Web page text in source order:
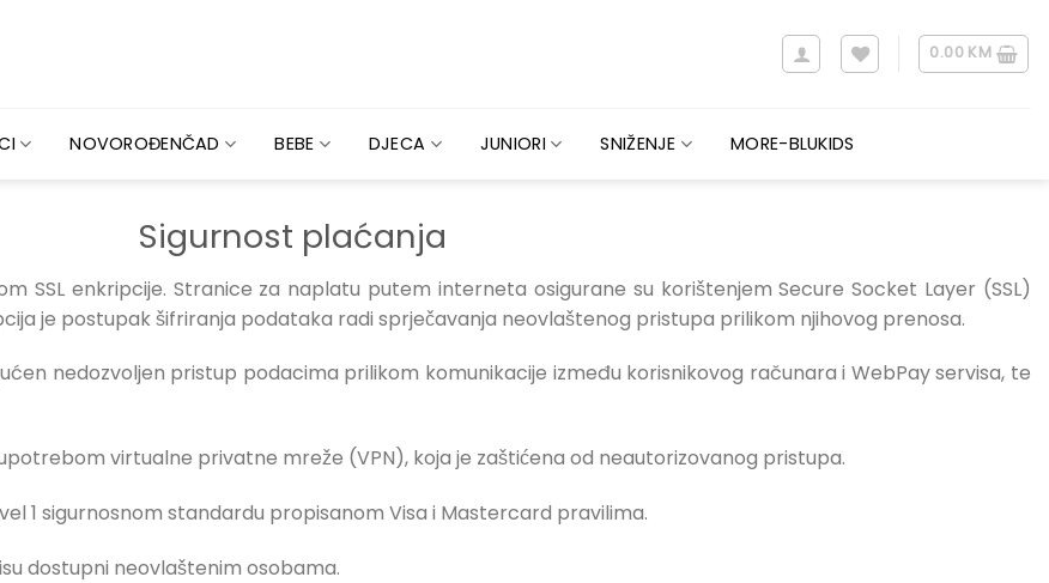
0.00 KM
NOVOROĐENČAD BEBE DJECA JUNIORI SNIŽENJE MORE-BLUKIDS
Sigurnost plaćanja
SSL enkripcije. Stranice za naplatu putem interneta osigurane su korištenjem Secure Socket Layer (SSL)
je postupak šifriranja podataka radi sprječavanja neovlaštenog pristupa prilikom njihovog prenosa.
nedozvoljen pristup podacima prilikom komunikacije između korisnikovog računara i WebPay servisa, te
virtualne privatne mreže (VPN), koja je zaštićena od neautorizovanog pristupa.
1 sigurnosnom standardu propisanom Visa i Mastercard pravilima.
dostupni neovlaštenim osobama.